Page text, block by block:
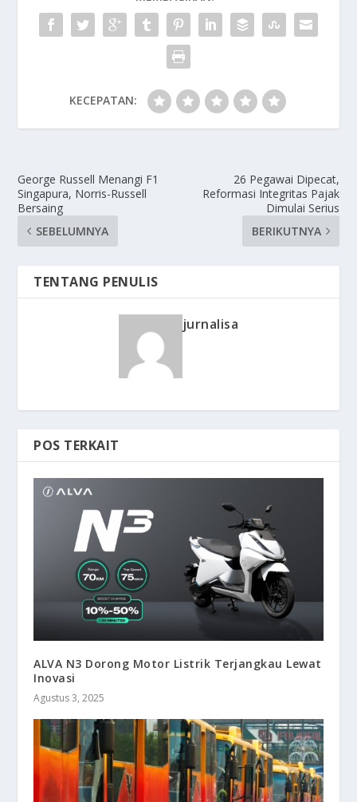
KECEPATAN:
George Russell Menangi F1
Singapura, Norris-Russell
Bersaing
SEBELUMNYA
26 Pegawai Dipecat,
Reformasi Integritas Pajak
Dimulai Serius
BERIKUTNYA
TENTANG PENULIS
jurnalisa
POS TERKAIT
ALVA N3 Dorong Motor Listrik Terjangkau Lewat
Inovasi
Agustus 3, 2025